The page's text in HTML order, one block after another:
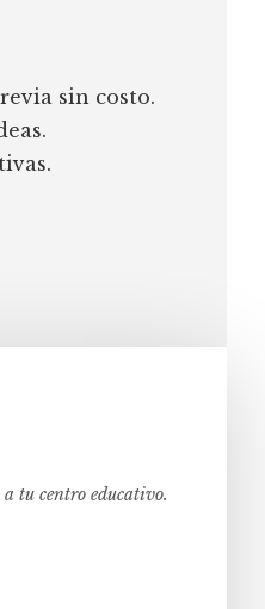
sin costo.
tu centro educativo.